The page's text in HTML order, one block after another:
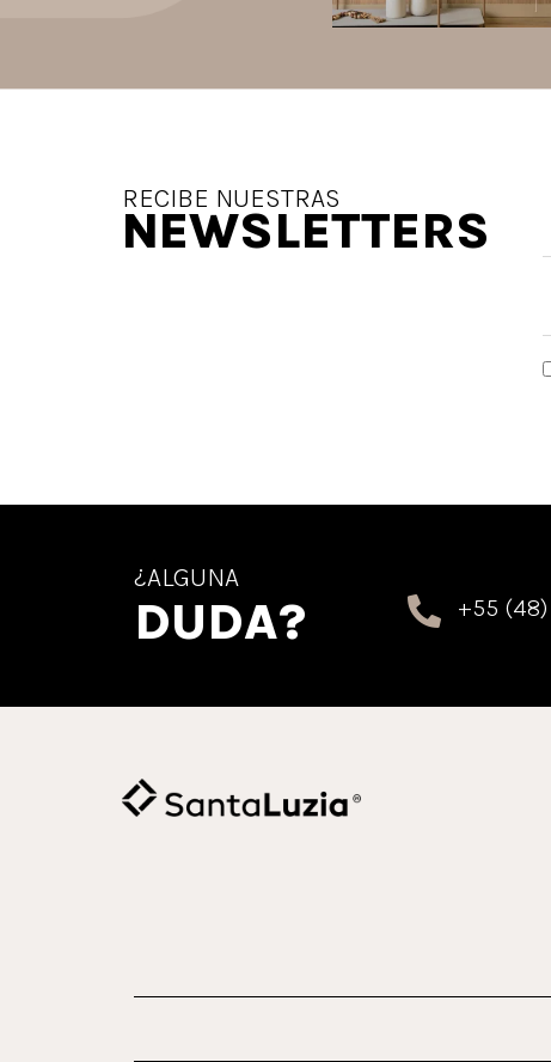
2 0
RECIBE NUESTRAS
NEWSLETTERS
¿ALGUNA
DUDA? +55 (48)